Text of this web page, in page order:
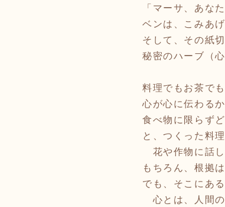
「マーサ、あな
ベンは、こみあ
そして、その紙
秘密のハーブ（
料理でもお茶で
心が心に伝わる
食べ物に限らず
と、つくった料
花や作物に話し
もちろん、根拠
でも、そこにあ
心とは、人間の